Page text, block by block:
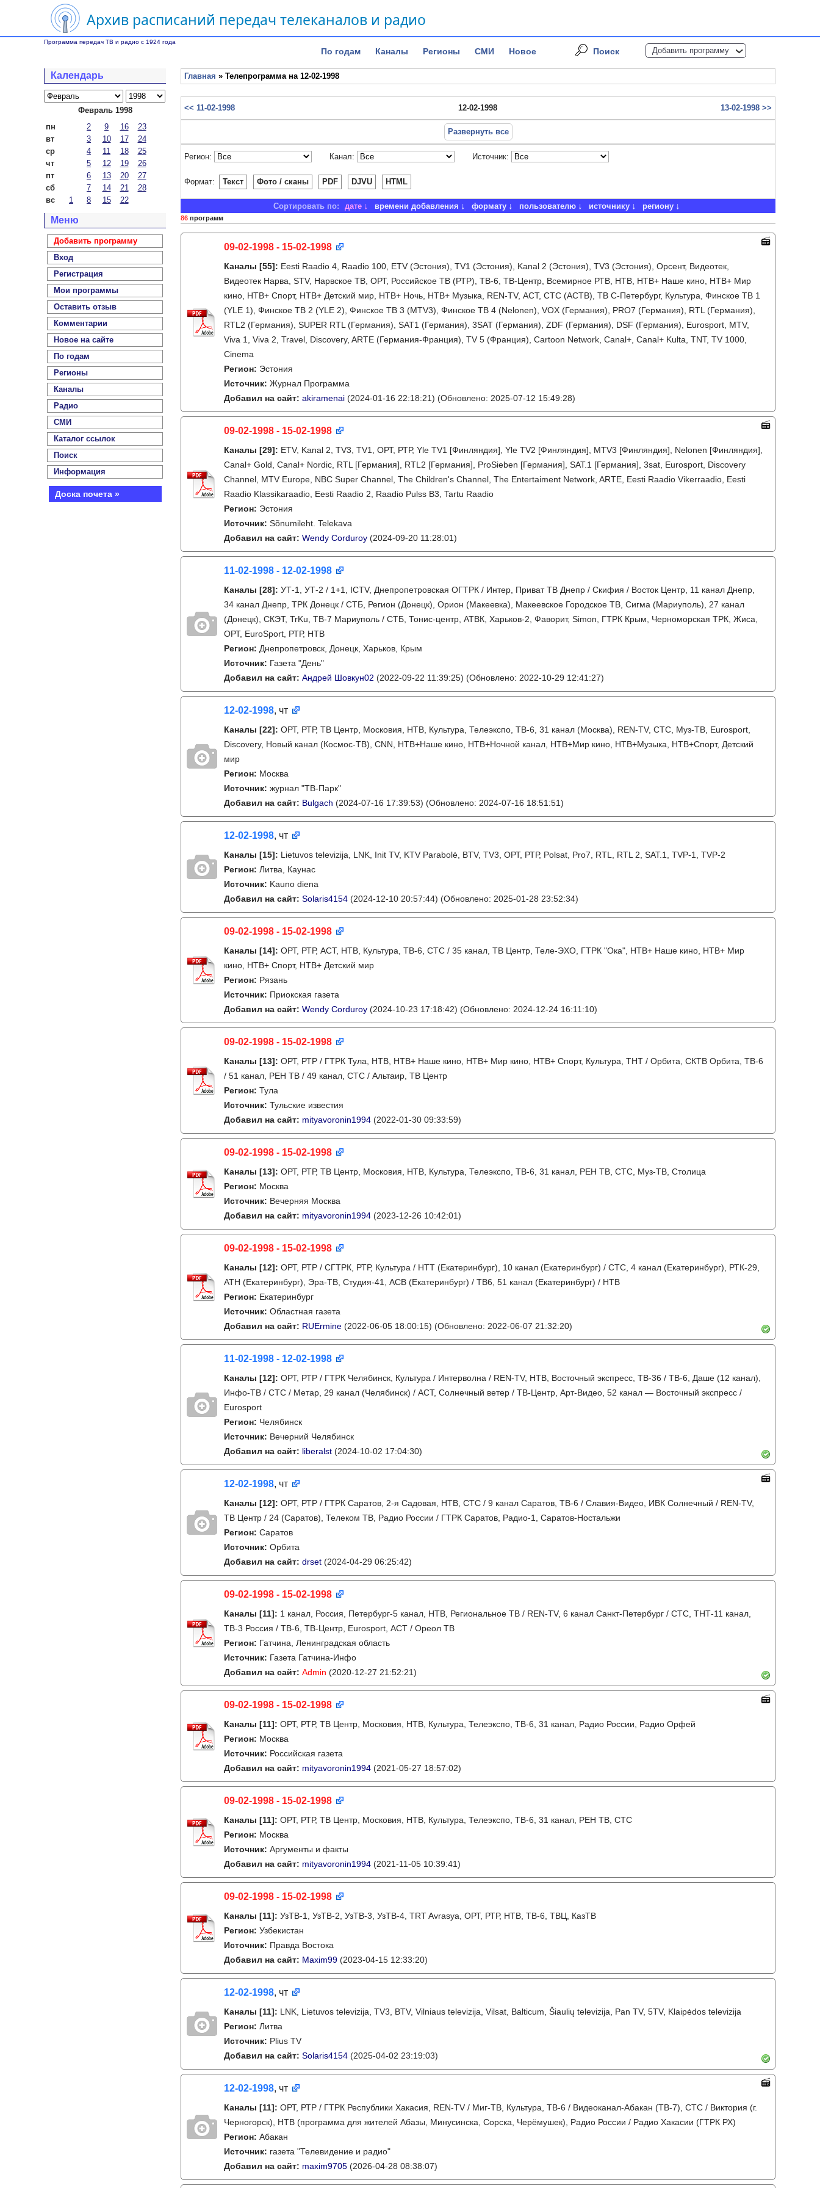
Архив расписаний передач телеканалов и радио
Программа передач ТВ и радио с 1924 года
По годам Каналы Регионы СМИ Новое Поиск Добавить программу
Календарь
Февраль 1998
пн
2 9 16
23
вт
3 10 17
24
ср
4 11 18
25
чт
5 12 19
26
пт
6 13 20
27
сб
7 14 21
28
вс
1 8 15 22
Меню
Добавить программу
Вход
Регистрация
Мои программы
Оставить отзыв
Комментарии
Новое на сайте
По годам
Регионы
Каналы
Радио
СМИ
Каталог ссылок
Поиск
Информация
Доска почета »
Главная » Телепрограмма на 12-02-1998
<< 11-02-1998 12-02-1998 13-02-1998 >>
Развернуть все
Регион: Канал: Источник:
Формат: Текст Фото / сканы PDF DJVU HTML
Сортировать по: дате времени добавления формату пользователю источнику региону
86 программ
09-02-1998 - 15-02-1998
Каналы [55]: Eesti Raadio 4, Raadio 100, ETV (Эстония), TV1 (Эстония), Kanal 2 (Эстония), TV3 (Эстония), Орсент, Видеотек,
Видеотек Нарва, STV, Нарвское ТВ, ОРТ, Российское ТВ (РТР), ТВ-6, ТВ-Центр, Всемирное РТВ, НТВ, НТВ+ Наше кино, НТВ+ Мир
кино, НТВ+ Спорт, НТВ+ Детский мир, НТВ+ Ночь, НТВ+ Музыка, REN-TV, АСТ, СТС (АСТВ), ТВ С-Петербург, Культура, Финское ТВ 1
(YLE 1), Финское ТВ 2 (YLE 2), Финское ТВ 3 (MTV3), Финское ТВ 4 (Nelonen), VOX (Германия), PRO7 (Германия), RTL (Германия),
RTL2 (Германия), SUPER RTL (Германия), SAT1 (Германия), 3SAT (Германия), ZDF (Германия), DSF (Германия), Eurosport, MTV,
Viva 1, Viva 2, Travel, Discovery, ARTE (Германия-Франция), TV 5 (Франция), Cartoon Network, Canal+, Canal+ Kulta, TNT, TV 1000,
Cinema
Регион: Эстония
Источник: Журнал Программа
Добавил на сайт: akiramenai (2024-01-16 22:18:21) (Обновлено: 2025-07-12 15:49:28)
09-02-1998 - 15-02-1998
Каналы [29]: ETV, Kanal 2, TV3, TV1, ОРТ, РТР, Yle TV1 [Финляндия], Yle TV2 [Финляндия], MTV3 [Финляндия], Nelonen [Финляндия],
Canal+ Gold, Canal+ Nordic, RTL [Германия], RTL2 [Германия], ProSieben [Германия], SAT.1 [Германия], 3sat, Eurosport, Discovery
Channel, MTV Europe, NBC Super Channel, The Children's Channel, The Entertaiment Network, ARTE, Eesti Raadio Vikerraadio, Eesti
Raadio Klassikaraadio, Eesti Raadio 2, Raadio Pulss B3, Tartu Raadio
Регион: Эстония
Источник: Sõnumileht. Telekava
Добавил на сайт: Wendy Corduroy (2024-09-20 11:28:01)
11-02-1998 - 12-02-1998
Каналы [28]: УТ-1, УТ-2 / 1+1, ICTV, Днепропетровская ОГТРК / Интер, Приват ТВ Днепр / Скифия / Восток Центр, 11 канал Днепр,
34 канал Днепр, ТРК Донецк / СТБ, Регион (Донецк), Орион (Макеевка), Макеевское Городское ТВ, Сигма (Мариуполь), 27 канал
(Донецк), СКЭТ, TrKu, ТВ-7 Мариуполь / СТБ, Тонис-центр, АТВК, Харьков-2, Фаворит, Simon, ГТРК Крым, Черноморская ТРК, Жиса,
ОРТ, EuroSport, РТР, НТВ
Регион: Днепропетровск, Донецк, Харьков, Крым
Источник: Газета "День"
Добавил на сайт: Андрей Шовкун02 (2022-09-22 11:39:25) (Обновлено: 2022-10-29 12:41:27)
12-02-1998, чт
Каналы [22]: ОРТ, РТР, ТВ Центр, Московия, НТВ, Культура, Телеэкспо, ТВ-6, 31 канал (Москва), REN-TV, СТС, Муз-ТВ, Eurosport,
Discovery, Новый канал (Космос-ТВ), CNN, НТВ+Наше кино, НТВ+Ночной канал, НТВ+Мир кино, НТВ+Музыка, НТВ+Спорт, Детский
мир
Регион: Москва
Источник: журнал "ТВ-Парк"
Добавил на сайт: Bulgach (2024-07-16 17:39:53) (Обновлено: 2024-07-16 18:51:51)
12-02-1998, чт
Каналы [15]: Lietuvos televizija, LNK, Init TV, KTV Parabolė, BTV, TV3, ОРТ, РТР, Polsat, Pro7, RTL, RTL 2, SAT.1, TVP-1, TVP-2
Регион: Литва, Каунас
Источник: Kauno diena
Добавил на сайт: Solaris4154 (2024-12-10 20:57:44) (Обновлено: 2025-01-28 23:52:34)
09-02-1998 - 15-02-1998
Каналы [14]: ОРТ, РТР, АСТ, НТВ, Культура, ТВ-6, СТС / 35 канал, ТВ Центр, Теле-ЭХО, ГТРК "Ока", НТВ+ Наше кино, НТВ+ Мир
кино, НТВ+ Спорт, НТВ+ Детский мир
Регион: Рязань
Источник: Приокская газета
Добавил на сайт: Wendy Corduroy (2024-10-23 17:18:42) (Обновлено: 2024-12-24 16:11:10)
09-02-1998 - 15-02-1998
Каналы [13]: ОРТ, РТР / ГТРК Тула, НТВ, НТВ+ Наше кино, НТВ+ Мир кино, НТВ+ Спорт, Культура, ТНТ / Орбита, СКТВ Орбита, ТВ-6
/ 51 канал, РЕН ТВ / 49 канал, СТС / Альтаир, ТВ Центр
Регион: Тула
Источник: Тульские известия
Добавил на сайт: mityavoronin1994 (2022-01-30 09:33:59)
09-02-1998 - 15-02-1998
Каналы [13]: ОРТ, РТР, ТВ Центр, Московия, НТВ, Культура, Телеэкспо, ТВ-6, 31 канал, РЕН ТВ, СТС, Муз-ТВ, Столица
Регион: Москва
Источник: Вечерняя Москва
Добавил на сайт: mityavoronin1994 (2023-12-26 10:42:01)
09-02-1998 - 15-02-1998
Каналы [12]: ОРТ, РТР / СГТРК, РТР, Культура / НТТ (Екатеринбург), 10 канал (Екатеринбург) / СТС, 4 канал (Екатеринбург), РТК-29,
АТН (Екатеринбург), Эра-ТВ, Студия-41, АСВ (Екатеринбург) / ТВ6, 51 канал (Екатеринбург) / НТВ
Регион: Екатеринбург
Источник: Областная газета
Добавил на сайт: RUErmine (2022-06-05 18:00:15) (Обновлено: 2022-06-07 21:32:20)
11-02-1998 - 12-02-1998
Каналы [12]: ОРТ, РТР / ГТРК Челябинск, Культура / Интерволна / REN-TV, НТВ, Восточный экспресс, ТВ-36 / ТВ-6, Даше (12 канал),
Инфо-ТВ / СТС / Метар, 29 канал (Челябинск) / АСТ, Солнечный ветер / ТВ-Центр, Арт-Видео, 52 канал — Восточный экспресс /
Eurosport
Регион: Челябинск
Источник: Вечерний Челябинск
Добавил на сайт: liberalst (2024-10-02 17:04:30)
12-02-1998, чт
Каналы [12]: ОРТ, РТР / ГТРК Саратов, 2-я Садовая, НТВ, СТС / 9 канал Саратов, ТВ-6 / Славия-Видео, ИВК Солнечный / REN-TV,
ТВ Центр / 24 (Саратов), Телеком ТВ, Радио России / ГТРК Саратов, Радио-1, Саратов-Ностальжи
Регион: Саратов
Источник: Орбита
Добавил на сайт: drset (2024-04-29 06:25:42)
09-02-1998 - 15-02-1998
Каналы [11]: 1 канал, Россия, Петербург-5 канал, НТВ, Региональное ТВ / REN-TV, 6 канал Санкт-Петербург / СТС, ТНТ-11 канал,
ТВ-3 Россия / ТВ-6, ТВ-Центр, Eurosport, АСТ / Ореол ТВ
Регион: Гатчина, Ленинградская область
Источник: Газета Гатчина-Инфо
Добавил на сайт: Admin (2020-12-27 21:52:21)
09-02-1998 - 15-02-1998
Каналы [11]: ОРТ, РТР, ТВ Центр, Московия, НТВ, Культура, Телеэкспо, ТВ-6, 31 канал, Радио России, Радио Орфей
Регион: Москва
Источник: Российская газета
Добавил на сайт: mityavoronin1994 (2021-05-27 18:57:02)
09-02-1998 - 15-02-1998
Каналы [11]: ОРТ, РТР, ТВ Центр, Московия, НТВ, Культура, Телеэкспо, ТВ-6, 31 канал, РЕН ТВ, СТС
Регион: Москва
Источник: Аргументы и факты
Добавил на сайт: mityavoronin1994 (2021-11-05 10:39:41)
09-02-1998 - 15-02-1998
Каналы [11]: УзТВ-1, УзТВ-2, УзТВ-3, УзТВ-4, TRT Avrasya, ОРТ, РТР, НТВ, ТВ-6, ТВЦ, КазТВ
Регион: Узбекистан
Источник: Правда Востока
Добавил на сайт: Maxim99 (2023-04-15 12:33:20)
12-02-1998, чт
Каналы [11]: LNK, Lietuvos televizija, TV3, BTV, Vilniaus televizija, Vilsat, Balticum, Šiaulių televizija, Pan TV, 5TV, Klaipėdos televizija
Регион: Литва
Источник: Plius TV
Добавил на сайт: Solaris4154 (2025-04-02 23:19:03)
12-02-1998, чт
Каналы [11]: ОРТ, РТР / ГТРК Республики Хакасия, REN-TV / Миг-ТВ, Культура, ТВ-6 / Видеоканал-Абакан (ТВ-7), СТС / Виктория (г.
Черногорск), НТВ (программа для жителей Абазы, Минусинска, Сорска, Черёмушек), Радио России / Радио Хакасии (ГТРК РХ)
Регион: Абакан
Источник: газета "Телевидение и радио"
Добавил на сайт: maxim9705 (2026-04-28 08:38:07)